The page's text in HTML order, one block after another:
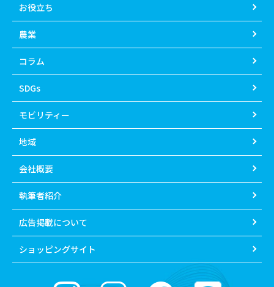
お役立ち
農業
コラム
SDGs
モビリティー
地域
会社概要
執筆者紹介
広告掲載について
ショッピングサイト